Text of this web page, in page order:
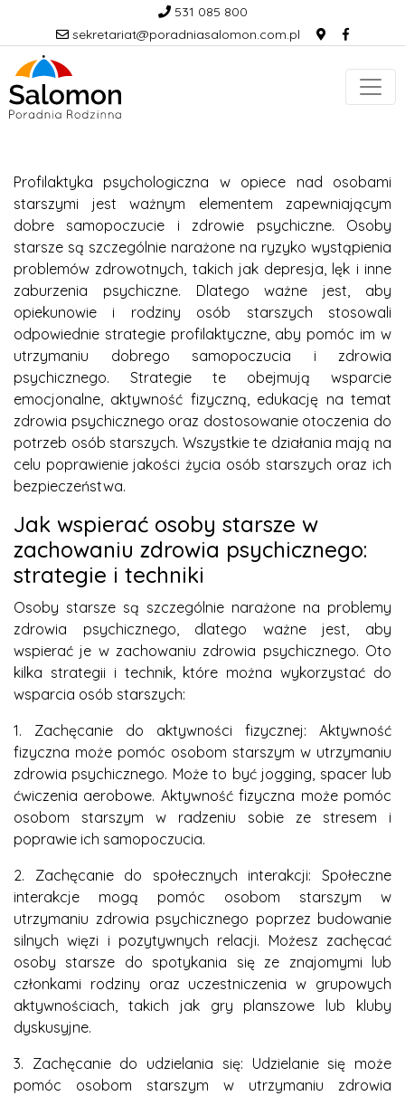
531 085 800
sekretariat@poradniasalomon.com.pl
Profilaktyka psychologiczna w opiece nad osobami
starszymi jest ważnym elementem zapewniającym
dobre samopoczucie i zdrowie psychiczne. Osoby
starsze są szczególnie narażone na ryzyko wystąpienia
problemów zdrowotnych, takich jak depresja, lęk i inne
zaburzenia psychiczne. Dlatego ważne jest, aby
opiekunowie i rodziny osób starszych stosowali
odpowiednie strategie profilaktyczne, aby pomóc im w
utrzymaniu dobrego samopoczucia i zdrowia
psychicznego. Strategie te obejmują wsparcie
emocjonalne, aktywność fizyczną, edukację na temat
zdrowia psychicznego oraz dostosowanie otoczenia do
potrzeb osób starszych. Wszystkie te działania mają na
celu poprawienie jakości życia osób starszych oraz ich
bezpieczeństwa.
Jak wspierać osoby starsze w
zachowaniu zdrowia psychicznego:
strategie i techniki
Osoby starsze są szczególnie narażone na problemy
zdrowia psychicznego, dlatego ważne jest, aby
wspierać je w zachowaniu zdrowia psychicznego. Oto
kilka strategii i technik, które można wykorzystać do
wsparcia osób starszych:
1. Zachęcanie do aktywności fizycznej: Aktywność
fizyczna może pomóc osobom starszym w utrzymaniu
zdrowia psychicznego. Może to być jogging, spacer lub
ćwiczenia aerobowe. Aktywność fizyczna może pomóc
osobom starszym w radzeniu sobie ze stresem i
poprawie ich samopoczucia.
2. Zachęcanie do społecznych interakcji: Społeczne
interakcje mogą pomóc osobom starszym w
utrzymaniu zdrowia psychicznego poprzez budowanie
silnych więzi i pozytywnych relacji. Możesz zachęcać
osoby starsze do spotykania się ze znajomymi lub
członkami rodziny oraz uczestniczenia w grupowych
aktywnościach, takich jak gry planszowe lub kluby
dyskusyjne.
3. Zachęcanie do udzielania się: Udzielanie się może
pomóc osobom starszym w utrzymaniu zdrowia